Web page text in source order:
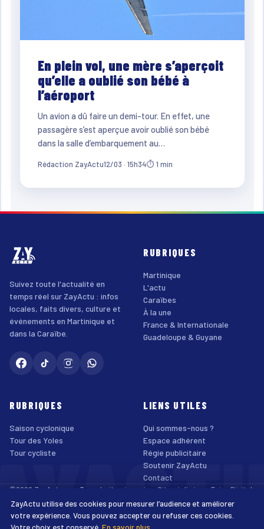
En plein vol, une mère s’aperçoit
qu’elle a oublié son bébé à
l’aéroport
Un avion a dû faire un demi-tour. En effet, une
passagère s’est aperçue avoir oublié son bébé
dans la salle d’embarquement au…
Rédaction ZayActu12/03 · 15h34⏱ 1 min
Suivez toute l'actualité en
temps réel sur ZayActu : infos
locales, faits divers, culture et
événements en Martinique et
dans la Caraïbe.
RUBRIQUES
Martinique
L'actu
Caraïbes
À la une
France & Internationale
Guadeloupe & Guyane
RUBRIQUES
Saison cyclonique
Tour des Yoles
Tour cycliste
LIENS UTILES
Qui sommes-nous ?
Espace adhérent
Régie publicitaire
Soutenir ZayActu
Contact
©2026 ZayActu.org. Tous droits réservés. · Site réalisé par Enjoy Digital
Agency
Mentions légales
Confidentialité Cookies Accessibilité
ZayActu utilise des cookies pour mesurer l’audience et améliorer
votre expérience. Vous pouvez accepter ou refuser ces cookies.
Votre choix est conservé. En savoir plus